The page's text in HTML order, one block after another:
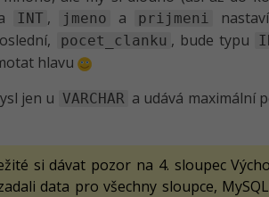
INT , jmeno a prijmeni
pocet_clanku , bude typu
hlavu
jen u VARCHAR a udává maximální
si dávat pozor na 4. sloupec
data pro všechny sloupce,